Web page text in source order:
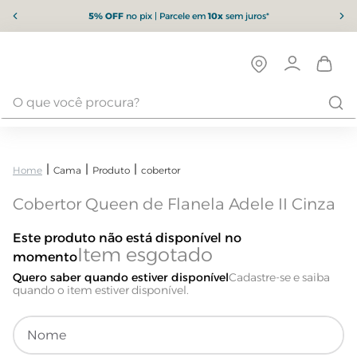
5% OFFno pix | Parcele em10xsem juros*
Cama Produto cobertor
Cobertor Queen de Flanela Adele II Cinza
Este produto não está disponível no
momento
Quero saber quando estiver disponível